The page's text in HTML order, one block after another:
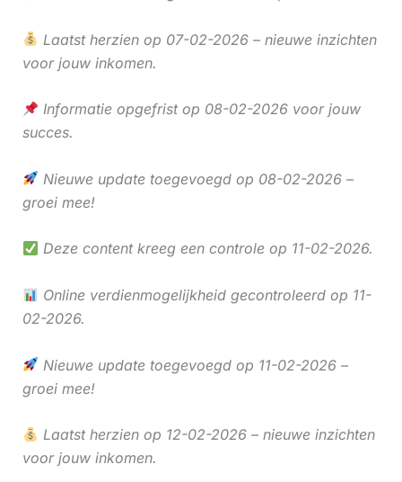
Laatst herzien op 07-02-2026 – nieuwe inzichten
voor jouw inkomen.
Informatie opgefrist op 08-02-2026 voor jouw
succes.
Nieuwe update toegevoegd op 08-02-2026 –
groei mee!
Deze content kreeg een controle op 11-02-2026.
Online verdienmogelijkheid gecontroleerd op 11-
02-2026.
Nieuwe update toegevoegd op 11-02-2026 –
groei mee!
Laatst herzien op 12-02-2026 – nieuwe inzichten
voor jouw inkomen.